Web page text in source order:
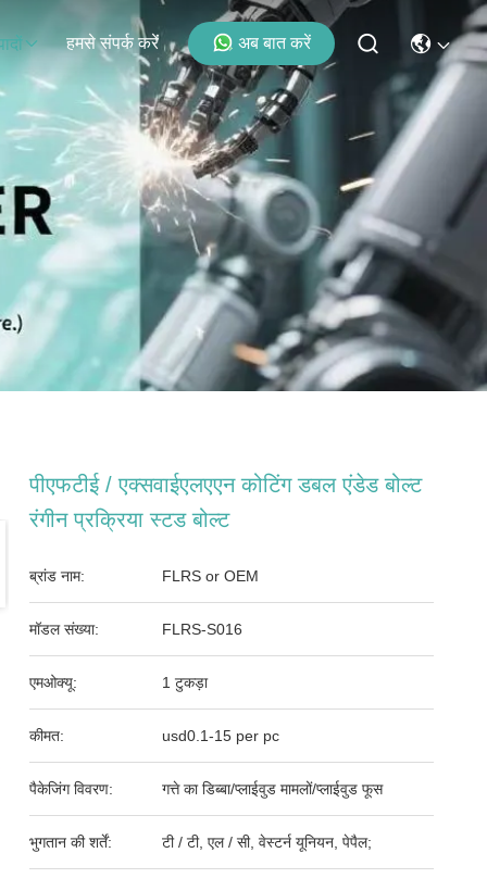
हमसे संपर्क करें अब बात करें
पीएफटीई / एक्सवाईएलएएन कोटिंग डबल एंडेड बोल्ट
रंगीन प्रक्रिया स्टड बोल्ट
ब्रांड नाम: FLRS or OEM
मॉडल संख्या: FLRS-S016
एमओक्यू: 1 टुकड़ा
कीमत: usd0.1-15 per pc
पैकेजिंग विवरण: गत्ते का डिब्बा/प्लाईवुड मामलों/प्लाईवुड फूस
भुगतान की शर्तें: टी / टी, एल / सी, वेस्टर्न यूनियन, पेपैल;